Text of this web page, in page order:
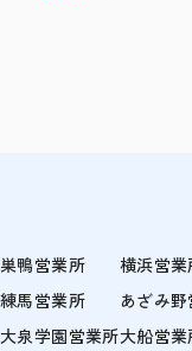
巣鴨営業所
練馬営業所
大泉学園営業所
横浜営業
あざみ
大船営業